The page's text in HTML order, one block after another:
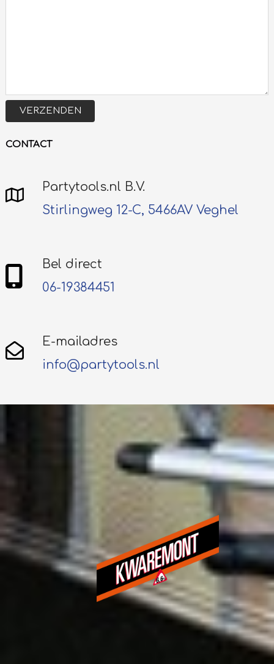
VERZENDEN
CONTACT
Partytools.nl B.V.
Stirlingweg 12-C, 5466AV Veghel
Bel direct
06-19384451
E-mailadres
info@partytools.nl